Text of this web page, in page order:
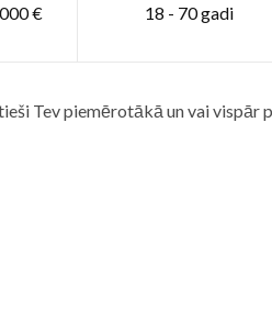
€ 18 - 70 gadi
Tev piemērotākā un vai vispār